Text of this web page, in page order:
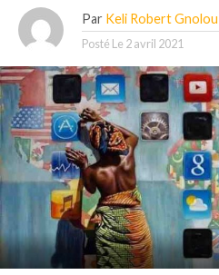
Par Keli Robert Gnolou
Posté Le 2 avril 2021